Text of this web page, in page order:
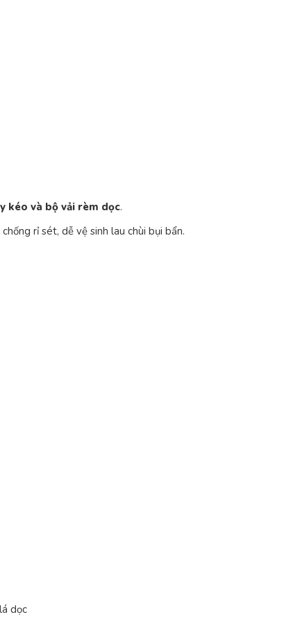
kéo và bộ vải rèm dọc.
rỉ sét, dễ vệ sinh lau chùi bụi bẩn.
dọc